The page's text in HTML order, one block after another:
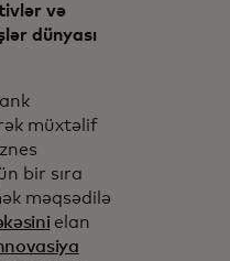
və
dünyası
müxtəlif
bir sıra
məqsədilə
elan